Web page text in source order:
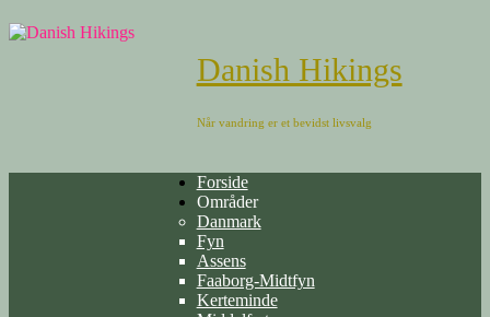
Danish Hikings
Når vandring er et bevidst livsvalg
Forside
Områder
Danmark
Fyn
Assens
Faaborg-Midtfyn
Kerteminde